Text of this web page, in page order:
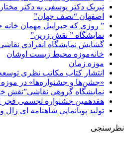
تبریک دکتر یوسفی به دکتر
اصفهان “نصف جهان”
” روزی که جبراییل مهمان
نمایشگاه ” نقش زرین”
گشایش نمایشگاه انفرادی
خانه‌موزه محیط‌ زیست اوشان
موزه زمان
انتشار کتاب مکاتب نظری
«جشن‌ها و جشنواره‌ها» در موزه
نمایشگاه گروهی نقاشی”نقش
هفدهمین جشنواره تجسمی فجر
تولید پویانمایی شاهنامه ای
نظرسنجی